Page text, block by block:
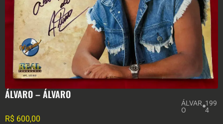
ÁLVARO – ÁLVARO
ÁLVAR
O
199
4
R$ 600,00